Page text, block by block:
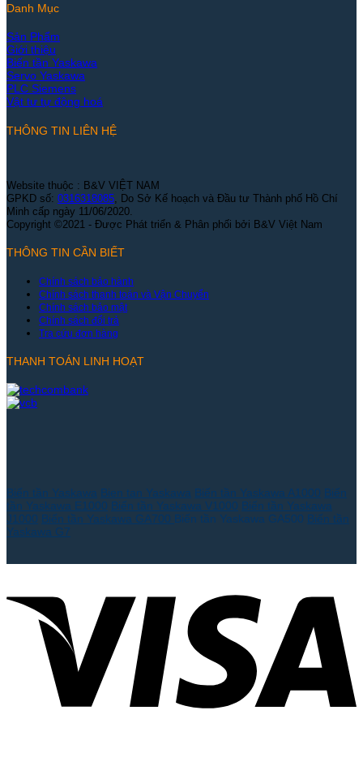
Danh Mục
Sản Phẩm
Giới thiệu
Biến tần Yaskawa
Servo Yaskawa
PLC Siemens
Vật tư tự động hoá
THÔNG TIN LIÊN HỆ
Website thuộc : B&V VIỆT NAM
GPKD số: 0316318085 , Do Sở Kế hoạch và Đầu tư Thành phố Hồ Chí
Minh cấp ngày 11/06/2020.
Copyright ©2021 - Được Phát triển & Phân phối bởi B&V Việt Nam
THÔNG TIN CẦN BIẾT
Chính sách bảo hành
Chính sách thanh toán và Vận Chuyển
Chính sách bảo mật
Chính sách đổi trả
Tra cứu đơn hàng
THANH TOÁN LINH HOẠT
Biến tần Yaskawa Bien tan Yaskawa Biến tần Yaskawa A1000 Biến
tần Yaskawa E1000 Biến tần Yaskawa V1000 Biến tần Yaskawa
J1000 Biến tần Yaskawa GA700 Biến tần Yaskawa GA500 Biến tần
Yaskawa G7